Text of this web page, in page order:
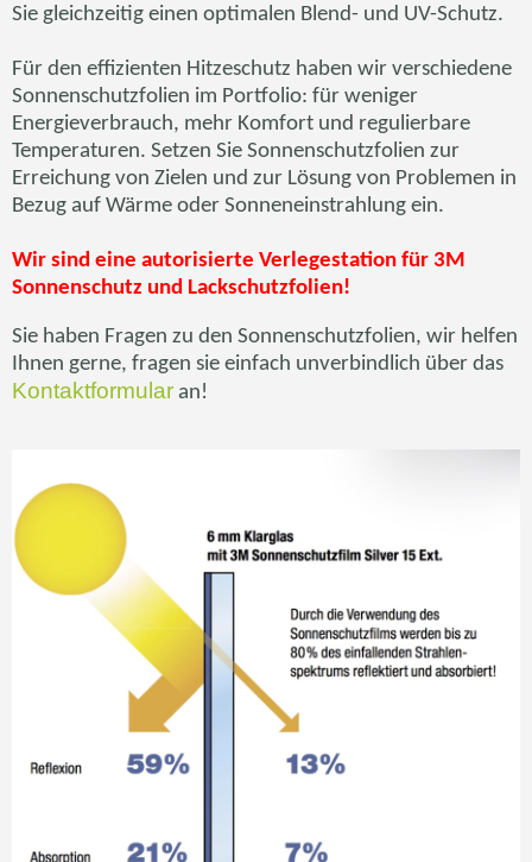
Sie gleichzeitig einen optimalen Blend- und UV-Schutz.
Für den effizienten Hitzeschutz haben wir verschiedene
Sonnenschutzfolien im Portfolio: für weniger
Energieverbrauch, mehr Komfort und regulierbare
Temperaturen. Setzen Sie Sonnenschutzfolien zur
Erreichung von Zielen und zur Lösung von Problemen in
Bezug auf Wärme oder Sonneneinstrahlung ein.
Wir sind eine autorisierte Verlegestation für 3M
Sonnenschutz und Lackschutzfolien!
Sie haben Fragen zu den Sonnenschutzfolien, wir helfen
Ihnen gerne, fragen sie einfach unverbindlich über das
Kontaktformular an!